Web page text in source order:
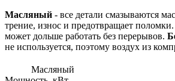
Масляный - все детали смазываются
трение, износ и предотвращает
может дольше работать без перерывов.
не используется, поэтому воздух из
Масляный